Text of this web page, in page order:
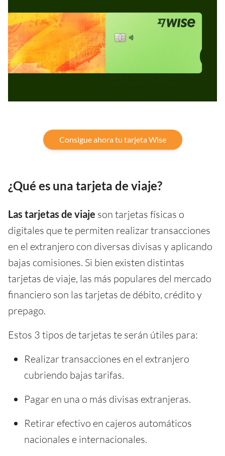
Consigue ahora tu tarjeta Wise
¿Qué es una tarjeta de viaje?
Las tarjetas de viaje son tarjetas físicas o
digitales que te permiten realizar transacciones
en el extranjero con diversas divisas y aplicando
bajas comisiones. Si bien existen distintas
tarjetas de viaje, las más populares del mercado
financiero son las tarjetas de débito, crédito y
prepago.
Estos 3 tipos de tarjetas te serán útiles para:
Realizar transacciones en el extranjero
cubriendo bajas tarifas.
Pagar en una o más divisas extranjeras.
Retirar efectivo en cajeros automáticos
nacionales e internacionales.